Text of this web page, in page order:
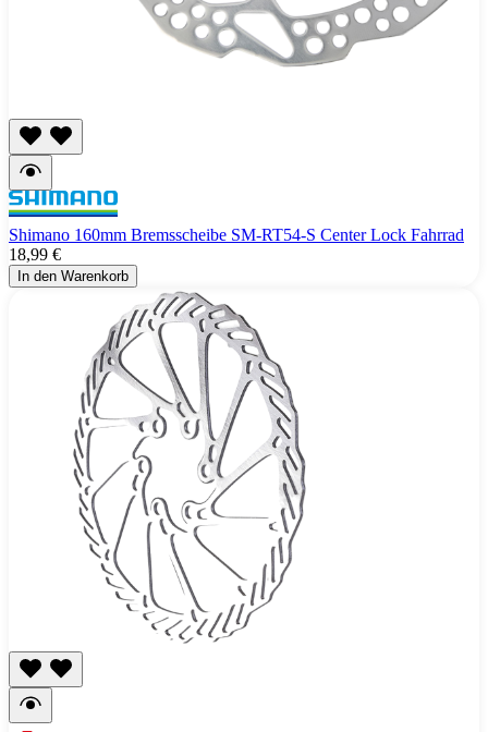
Shimano 160mm Bremsscheibe SM-RT54-S Center Lock Fahrrad
18,99 €
In den Warenkorb